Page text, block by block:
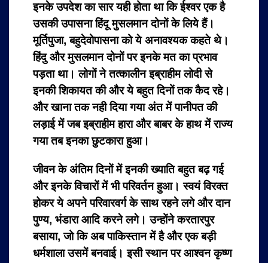
इनके उपदेश का सार यही होता था कि ईश्वर एक है
उसकी उपासना हिंदू मुसलमान दोनों के लिये हैं।
मूर्तिपुजा, बहुदेवोपासना को ये अनावश्यक कहते थे।
हिंदु और मुसलमान दोनों पर इनके मत का प्रभाव
पड़ता था। लोगों ने तत्कालीन इब्राहीम लोदी से
इनकी शिकायत की और ये बहुत दिनों तक कैद रहे।
और खाना तक नही दिया गया अंत में पानीपत की
लड़ाई में जब इब्राहीम हारा और बाबर के हाथ में राज्य
गया तब इनका छुटकारा हुआ।
जीवन के अंतिम दिनों में इनकी ख्याति बहुत बढ़ गई
और इनके विचारों में भी परिवर्तन हुआ। स्वयं विरक्त
होकर ये अपने परिवारवर्ग के साथ रहने लगे और दान
पुण्य, भंडारा आदि करने लगे। उन्होंने करतारपुर
बसाया, जो कि अब पाकिस्तान में है और एक बड़ी
धर्मशाला उसमें बनवाई। इसी स्थान पर आश्वन कृष्ण